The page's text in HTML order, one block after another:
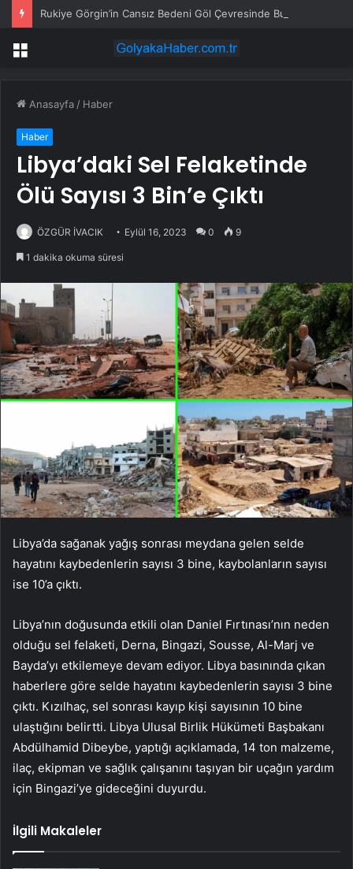
Rukiye Görgin’in Cansız Bedeni Göl Çevresinde Bulundu
Menü
Anasayfa / Haber
Haber
Libya’daki Sel Felaketinde
Ölü Sayısı 3 Bin’e Çıktı
ÖZGÜR İVACIK Eylül 16, 2023 0 9
1 dakika okuma süresi
Libya’da sağanak yağış sonrası meydana gelen selde
hayatını kaybedenlerin sayısı 3 bine, kaybolanların sayısı
ise 10’a çıktı.
Libya’nın doğusunda etkili olan Daniel Fırtınası’nın neden
olduğu sel felaketi, Derna, Bingazi, Sousse, Al-Marj ve
Bayda’yı etkilemeye devam ediyor. Libya basınında çıkan
haberlere göre selde hayatını kaybedenlerin sayısı 3 bine
çıktı. Kızılhaç, sel sonrası kayıp kişi sayısının 10 bine
ulaştığını belirtti. Libya Ulusal Birlik Hükümeti Başbakanı
Abdülhamid Dibeybe, yaptığı açıklamada, 14 ton malzeme,
ilaç, ekipman ve sağlık çalışanını taşıyan bir uçağın yardım
için Bingazi’ye gideceğini duyurdu.
İlgili Makaleler